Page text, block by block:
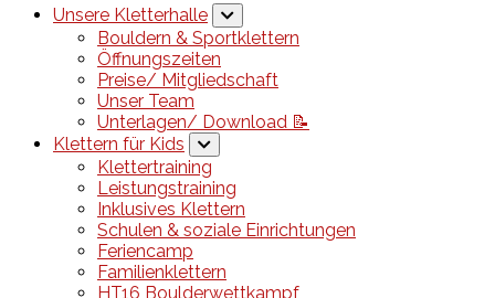
Unsere Kletterhalle
Bouldern & Sportklettern
Öffnungszeiten
Preise/ Mitgliedschaft
Unser Team
Unterlagen/ Download 📝
Klettern für Kids
Klettertraining
Leistungstraining
Inklusives Klettern
Schulen & soziale Einrichtungen
Feriencamp
Familienklettern
HT16 Boulderwettkampf